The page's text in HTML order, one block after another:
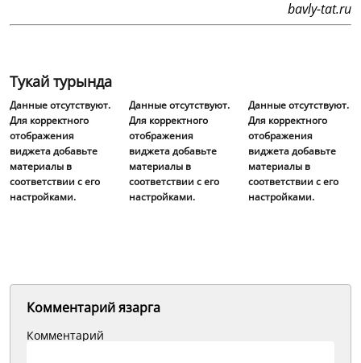
bavly-tat.ru
Тукай турында
Данные отсутствуют.
Для корректного
отображения
виджета добавьте
материалы в
соответствии с его
настройками.
Данные отсутствуют.
Для корректного
отображения
виджета добавьте
материалы в
соответствии с его
настройками.
Данные отсутствуют.
Для корректного
отображения
виджета добавьте
материалы в
соответствии с его
настройками.
Комментарий язарга
Комментарий